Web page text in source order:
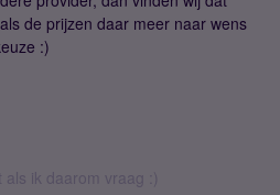
de prijzen daar meer naar wens
:)
ik daarom vraag :)